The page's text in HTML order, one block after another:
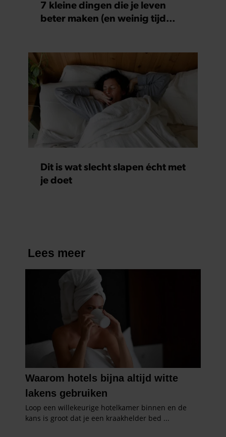
verzameld op basis van uw gebruik van hun services. U
gaat akkoord met onze cookies als u onze website blijft
7 kleine dingen die je leven
beter maken (en weinig tijd
Dit is wat slecht slapen écht met
je doet